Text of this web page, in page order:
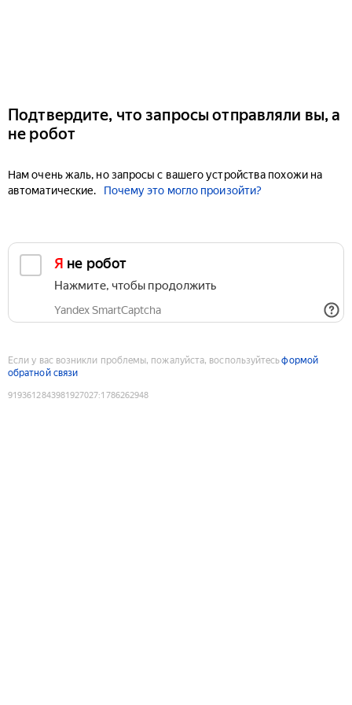
Подтвердите, что запросы отправляли вы, а
не робот
Нам очень жаль, но запросы с вашего устройства похожи на
автоматические.
Почему это могло произойти?
Я не робот
Нажмите, чтобы продолжить
Yandex SmartCaptcha
Если у вас возникли проблемы, пожалуйста, воспользуйтесьформой
обратной связи
9193612843981927027:1786262948